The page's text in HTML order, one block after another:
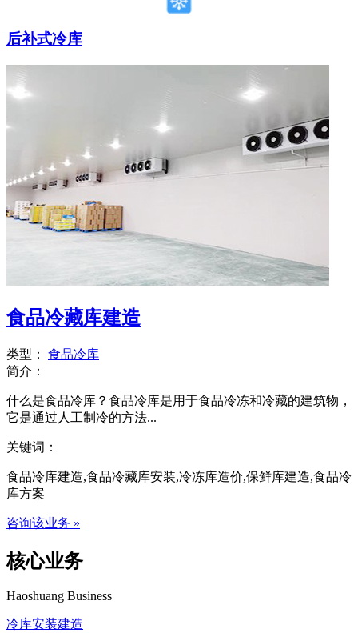
后补式冷库
食品冷藏库建造
类型：
食品冷库
简介：
什么是食品冷库？食品冷库是用于食品冷冻和冷藏的建筑物，
它是通过人工制冷的方法...
关键词：
食品冷库建造,食品冷藏库安装,冷冻库造价,保鲜库建造,食品冷
库方案
咨询该业务 »
核心业务
Haoshuang Business
冷库安装建造